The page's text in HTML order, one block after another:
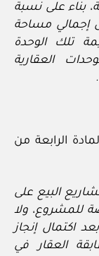
بناء على نسبة
إجمالي مساحة
تلك الوحدة
العقارية
الرابعة من
البيع على
للمشروع، ولا
اكتمال إنجاز
العقار في